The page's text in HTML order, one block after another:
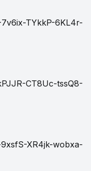
TYkkP-6KL4r-
CT8Uc-tssQ8-
XR4jk-wobxa-